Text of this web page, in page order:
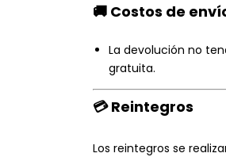
🚚 Costos de
La devolución no
gratuita.
💳 Reintegros
Los reintegros se